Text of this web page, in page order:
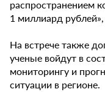
распространением
1 миллиард
На встрече также
ученые войдут в
мониторингу и
ситуации в регионе.